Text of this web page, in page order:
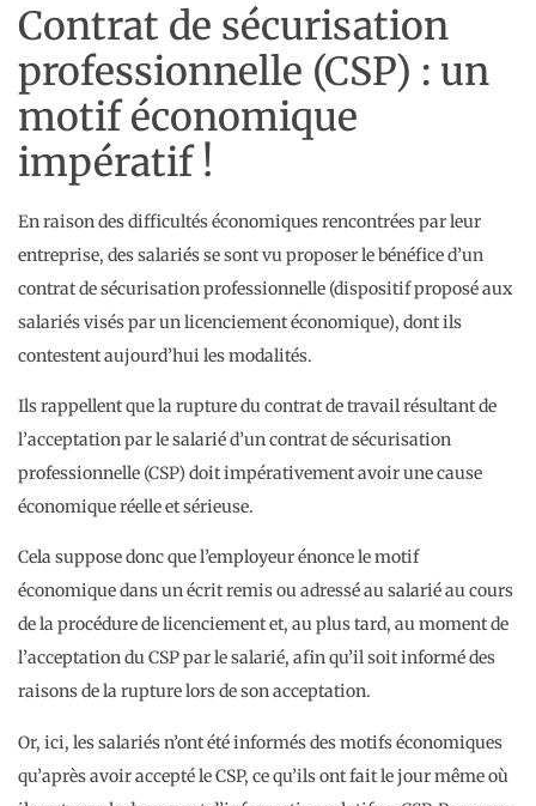
Contrat de sécurisation
professionnelle (CSP) : un
motif économique
impératif !
En raison des difficultés économiques rencontrées par leur
entreprise, des salariés se sont vu proposer le bénéfice d’un
contrat de sécurisation professionnelle (dispositif proposé aux
salariés visés par un licenciement économique), dont ils
contestent aujourd’hui les modalités.
Ils rappellent que la rupture du contrat de travail résultant de
l’acceptation par le salarié d’un contrat de sécurisation
professionnelle (CSP) doit impérativement avoir une cause
économique réelle et sérieuse.
Cela suppose donc que l’employeur énonce le motif
économique dans un écrit remis ou adressé au salarié au cours
de la procédure de licenciement et, au plus tard, au moment de
l’acceptation du CSP par le salarié, afin qu’il soit informé des
raisons de la rupture lors de son acceptation.
Or, ici, les salariés n’ont été informés des motifs économiques
qu’après avoir accepté le CSP, ce qu’ils ont fait le jour même où